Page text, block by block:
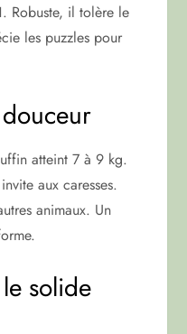
Robuste, il tolère le
les puzzles pour
atteint 7 à 9 kg.
aux caresses.
animaux. Un
solide